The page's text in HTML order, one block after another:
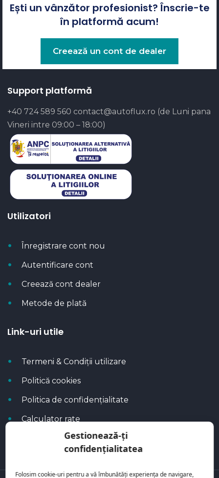
Gestionează-ți
confidențialitatea
Folosim cookie-uri pentru a vă îmbunătăți experiența de navigare,
Ești un vânzător profesionist? Înscrie-te
în platformă acum!
Creează un cont de dealer
Support platformă
+40 724 589 560 contact@autoflux.ro (de Luni pana
Vineri intre 09:00 – 18:00)
Utilizatori
Înregistrare cont nou
Autentificare cont
Creează cont dealer
Metode de plată
Link-uri utile
Termeni & Condiții utilizare
Politică cookies
Politica de confidențialitate
Calculator rate
Blog Autoflux